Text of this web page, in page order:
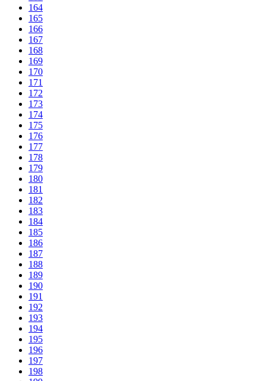
164
165
166
167
168
169
170
171
172
173
174
175
176
177
178
179
180
181
182
183
184
185
186
187
188
189
190
191
192
193
194
195
196
197
198